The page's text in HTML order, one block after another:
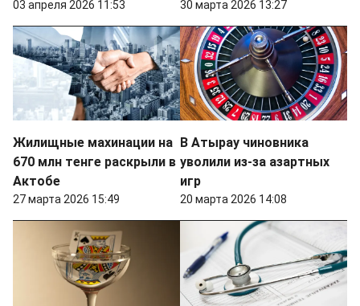
03 апреля 2026 11:53 30 марта 2026 13:27
Жилищные махинации на
670 млн тенге раскрыли в
Актобе
27 марта 2026 15:49
В Атырау чиновника
уволили из-за азартных
игр
20 марта 2026 14:08